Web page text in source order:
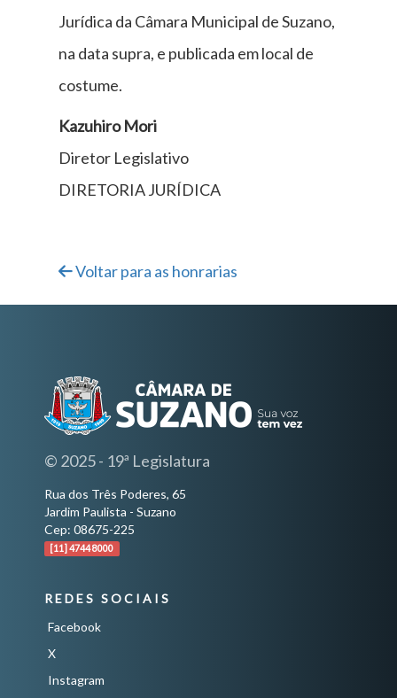
Jurídica da Câmara Municipal de Suzano,
na data supra, e publicada em local de
costume.
Kazuhiro Mori
Diretor Legislativo
DIRETORIA JURÍDICA
Voltar para as honrarias
© 2025 - 19ª Legislatura
Rua dos Três Poderes, 65
Jardim Paulista - Suzano
Cep: 08675-225
[11] 4744 8000
REDES SOCIAIS
Facebook
X
Instagram